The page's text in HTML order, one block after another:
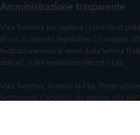
Amministrazione trasparente
Vita Trentina percepisce i contributi
di cui al decreto legislativo 15 maggio
Indicazione resa ai sensi della lettera f)
dell'art. 5 del medesimo decreto Lgs.
Vita Trentina, tramite la Fisc
Settimanali Cattolici), ha aderito allo